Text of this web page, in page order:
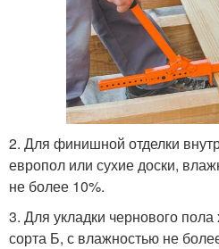
2. Для финишной отделки
европол или сухие доски,
не более 10%.
3. Для укладки чернового
сорта Б, с влажностью не